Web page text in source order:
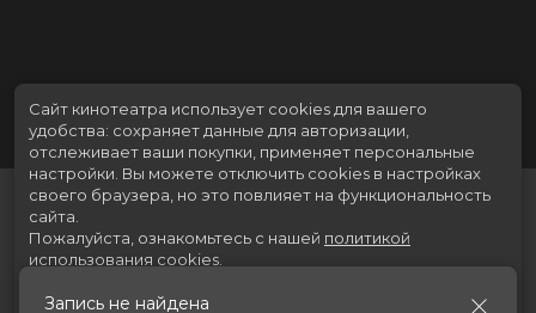
Запись не найдена
Сайт кинотеатра использует cookies для вашего
удобства: сохраняет данные для авторизации,
отслеживает ваши покупки, применяет персональные
настройки. Вы можете отключить cookies в настройках
своего браузера, но это повлияет на функциональность
сайта.
Пожалуйста, ознакомьтесь с нашей политикой
использования cookies